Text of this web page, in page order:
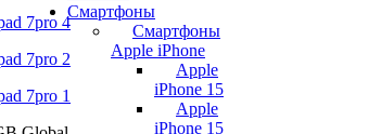
Смартфоны
Смартфоны
Apple iPhone
Apple
iPhone 15
Apple
iPhone 15